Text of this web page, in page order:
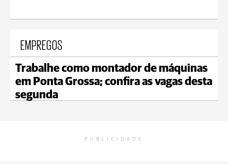
EMPREGOS
Trabalhe como montador de máquinas
em Ponta Grossa; confira as vagas desta
segunda
PUBLICIDADE